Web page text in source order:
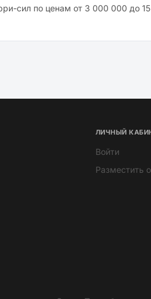
сил по ценам от 3 000 000 до
ЛИЧНЫЙ
Войти
Разместить